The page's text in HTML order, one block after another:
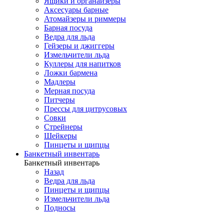
Аксесуары барные
Атомайзеры и риммеры
Барная посуда
Ведра для льда
Гейзеры и джиггеры
Измельчители льда
Куллеры для напитков
Ложки бармена
Мадлеры
Мерная посуда
Питчеры
Прессы для цитрусовых
Совки
Стрейнеры
Шейкеры
Пинцеты и щипцы
Банкетный инвентарь
Банкетный инвентарь
Назад
Ведра для льда
Пинцеты и щипцы
Измельчители льда
Подносы